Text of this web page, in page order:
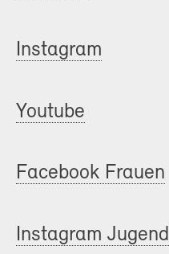
Instagram
Youtube
Facebook Frauen
Instagram Jugend